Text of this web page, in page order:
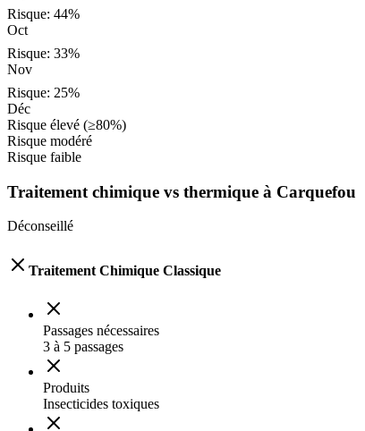
Risque: 44%
Oct
Risque: 33%
Nov
Risque: 25%
Déc
Risque élevé (≥80%)
Risque modéré
Risque faible
Traitement chimique vs thermique à Carquefou
Déconseillé
Traitement Chimique Classique
Passages nécessaires
3 à 5 passages
Produits
Insecticides toxiques